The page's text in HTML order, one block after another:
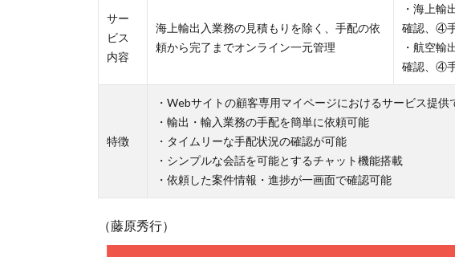
サー
ビス
内容
海上輸出入業務の見積もりを除く、手配の依
頼から完了までオンライン一元管理
・海上
確認、④
・航空
確認、④
特徴
・Webサイトの顧客専用マイページにおけるサービス提供
・輸出・輸入業務の手配を簡単に依頼可能
・タイムリーな手配状況の確認が可能
・シンプルな会話を可能とするチャット機能搭載
・依頼した案件情報・進捗が一画面で確認可能
（藤原秀行）